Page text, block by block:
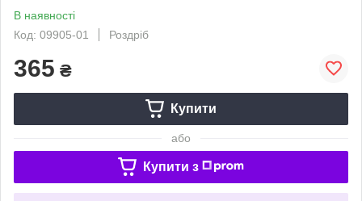
В наявності
Код: 09905-01
Роздріб
365 ₴
Купити
або
Купити з